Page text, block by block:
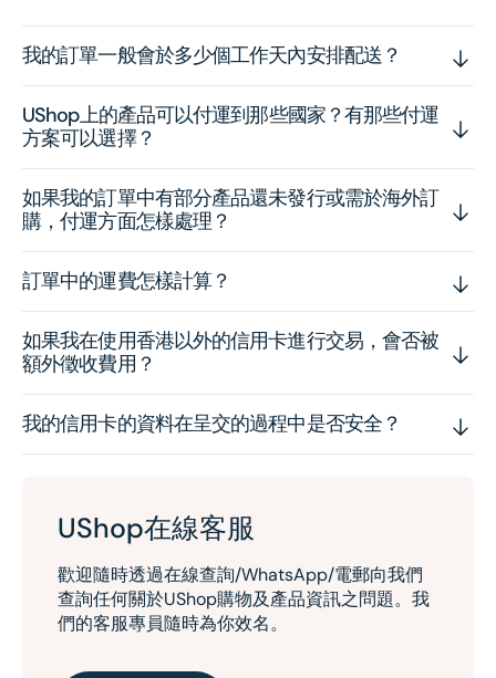
我的訂單一般會於多少個工作天內安排配送？
UShop上的產品可以付運到那些國家？有那些付運
方案可以選擇？
如果我的訂單中有部分產品還未發行或需於海外訂
購，付運方面怎樣處理？
訂單中的運費怎樣計算？
如果我在使用香港以外的信用卡進行交易，會否被
額外徵收費用？
我的信用卡的資料在呈交的過程中是否安全？
UShop在線客服
歡迎隨時透過在線查詢/WhatsApp/電郵向我們
查詢任何關於UShop購物及產品資訊之問題。我
們的客服專員隨時為你效名。